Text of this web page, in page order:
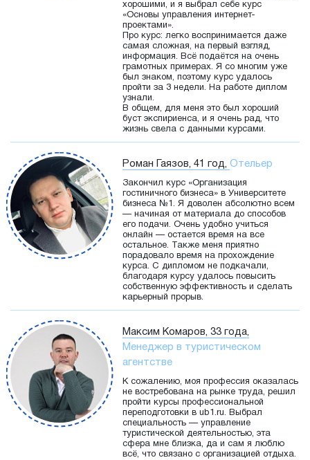
хорошими, и я выбрал себе курс
«Основы управления интернет-
проектами».
Про курс: легко воспринимается даже
самая сложная, на первый взгляд,
информация. Всё подаётся на очень
грамотных примерах. Я со многим уже
был знаком, поэтому курс удалось
пройти за 3 недели. На работе диплом
узнали.
В общем, для меня это был хороший
буст экспириенса, и я очень рад, что
жизнь свела с данными курсами.
Роман Гаязов, 41 год, Отельер
Закончил курс «Организация
гостиничного бизнеса» в Университете
бизнеса №1. Я доволен абсолютно всем
— начиная от материала до способов
его подачи. Очень удобно учиться
онлайн — остается время на все
остальное. Также меня приятно
порадовало время на прохождение
курса. С дипломом не подкачали,
благодаря курсу удалось повысить
собственную эффективность и сделать
карьерный прорыв.
Максим Комаров, 33 года,
Менеджер в туристическом
агентстве
К сожалению, моя профессия оказалась
не востребована на рынке труда, решил
пройти курсы профессиональной
переподготовки в ub1.ru. Выбрал
специальность — управление
туристической деятельностью, эта
сфера мне близка, да и сам я люблю
всё, что связано с организацией отдыха.